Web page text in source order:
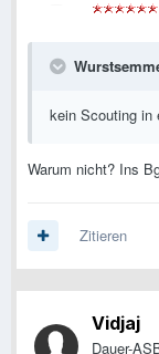
kein Scouting in
Warum nicht? Ins
Zitieren
Vidjaj
Dauer-